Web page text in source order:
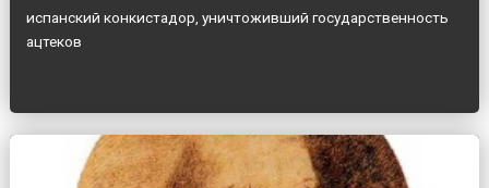
испанский конкистадор, уничтоживший государственность
ацтеков